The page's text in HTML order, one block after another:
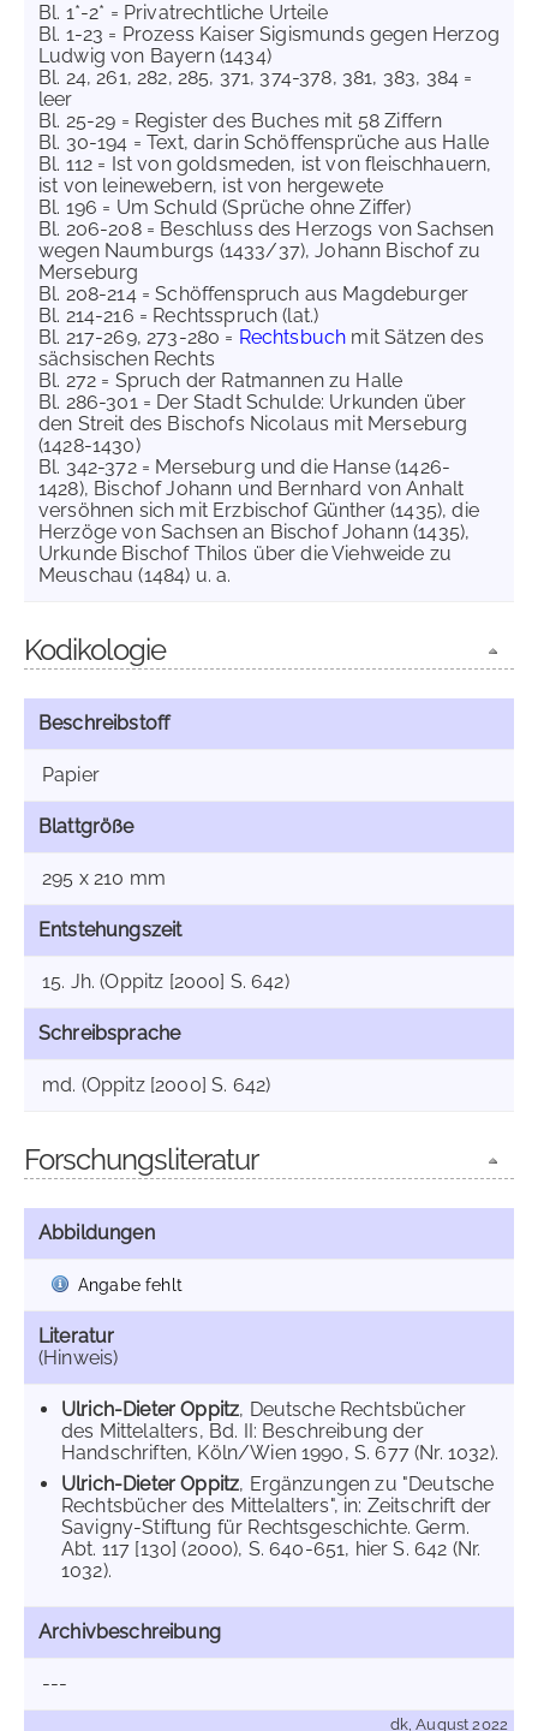
Bl. 1*-2* = Privatrechtliche Urteile
Bl. 1-23 = Prozess Kaiser Sigismunds gegen Herzog
Ludwig von Bayern (1434)
Bl. 24, 261, 282, 285, 371, 374-378, 381, 383, 384 =
leer
Bl. 25-29 = Register des Buches mit 58 Ziffern
Bl. 30-194 = Text, darin Schöffensprüche aus Halle
Bl. 112 = Ist von goldsmeden, ist von fleischhauern,
ist von leinewebern, ist von hergewete
Bl. 196 = Um Schuld (Sprüche ohne Ziffer)
Bl. 206-208 = Beschluss des Herzogs von Sachsen
wegen Naumburgs (1433/37), Johann Bischof zu
Merseburg
Bl. 208-214 = Schöffenspruch aus Magdeburger
Bl. 214-216 = Rechtsspruch (lat.)
Bl. 217-269, 273-280 = Rechtsbuch mit Sätzen des
sächsischen Rechts
Bl. 272 = Spruch der Ratmannen zu Halle
Bl. 286-301 = Der Stadt Schulde: Urkunden über
den Streit des Bischofs Nicolaus mit Merseburg
(1428-1430)
Bl. 342-372 = Merseburg und die Hanse (1426-
1428), Bischof Johann und Bernhard von Anhalt
versöhnen sich mit Erzbischof Günther (1435), die
Herzöge von Sachsen an Bischof Johann (1435),
Urkunde Bischof Thilos über die Viehweide zu
Meuschau (1484) u. a.
Kodikologie
Beschreibstoff
Papier
Blattgröße
295 x 210 mm
Entstehungszeit
15. Jh. (Oppitz [2000] S. 642)
Schreibsprache
md. (Oppitz [2000] S. 642)
Forschungsliteratur
Abbildungen
Angabe fehlt
Literatur
(Hinweis)
Ulrich-Dieter Oppitz, Deutsche Rechtsbücher
des Mittelalters, Bd. II: Beschreibung der
Handschriften, Köln/Wien 1990, S. 677 (Nr. 1032).
Ulrich-Dieter Oppitz, Ergänzungen zu "Deutsche
Rechtsbücher des Mittelalters", in: Zeitschrift der
Savigny-Stiftung für Rechtsgeschichte. Germ.
Abt. 117 [130] (2000), S. 640-651, hier S. 642 (Nr.
1032).
Archivbeschreibung
---
dk, August 2022